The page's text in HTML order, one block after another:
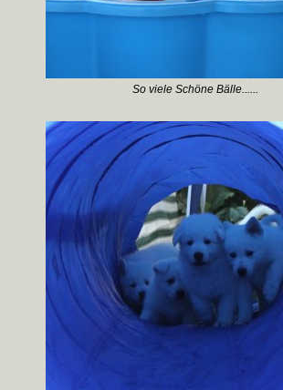
So viele Schöne Bälle......